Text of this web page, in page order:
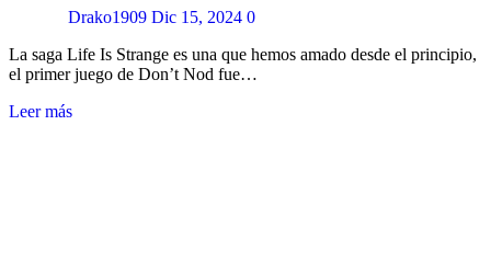
Drako1909 Dic 15, 2024 0
La saga Life Is Strange es una que hemos amado desde el principio,
el primer juego de Don’t Nod fue…
Leer más